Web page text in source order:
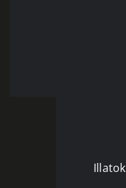
Illatok